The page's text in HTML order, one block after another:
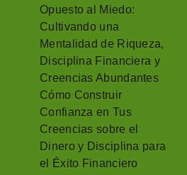
Opuesto al Miedo:
Cultivando una
Mentalidad de Riqueza,
Disciplina Financiera y
Creencias Abundantes
Cómo Construir
Confianza en Tus
Creencias sobre el
Dinero y Disciplina para
el Éxito Financiero